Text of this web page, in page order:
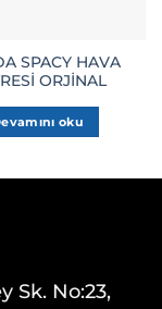
SPACY HAVA
ORJİNAL
oku
Sk. No:23,